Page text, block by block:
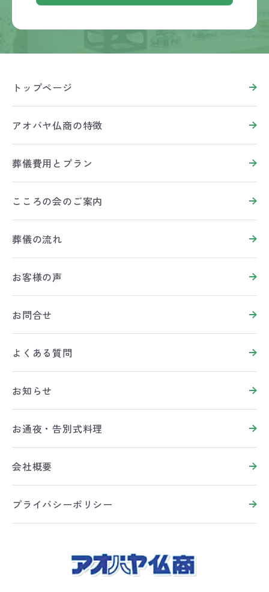
トップページ
アオバヤ仏商の特徴
葬儀費用とプラン
こころの会のご案内
葬儀の流れ
お客様の声
お問合せ
よくある質問
お知らせ
お通夜・告別式料理
会社概要
プライバシーポリシー